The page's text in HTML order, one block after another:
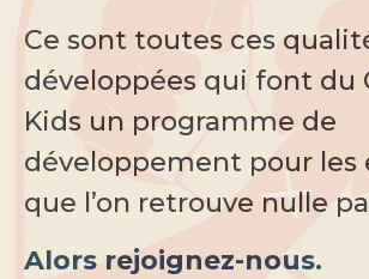
Ce sont toutes ces
développées qui font du
Kids un programme de
développement pour les
que l’on retrouve nulle
Alors rejoignez-nous.